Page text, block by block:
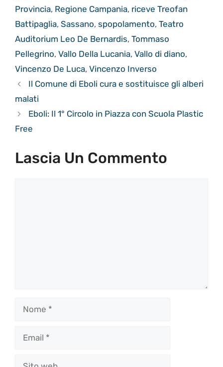
Provincia, Regione Campania, riceve Treofan
Battipaglia, Sassano, spopolamento, Teatro
Auditorium Leo De Bernardis, Tommaso
Pellegrino, Vallo Della Lucania, Vallo di diano,
Vincenzo De Luca, Vincenzo Inverso
Il Comune di Eboli cura e sostituisce gli alberi
malati
Eboli: Il 1° Circolo in Piazza con Scuola Plastic
Free
Lascia Un Commento